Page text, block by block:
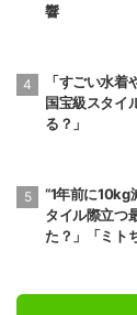
響
「すごい水
国宝級スタイ
る？」
“1年前に10kg
タイル際立つ
た？」「ミト